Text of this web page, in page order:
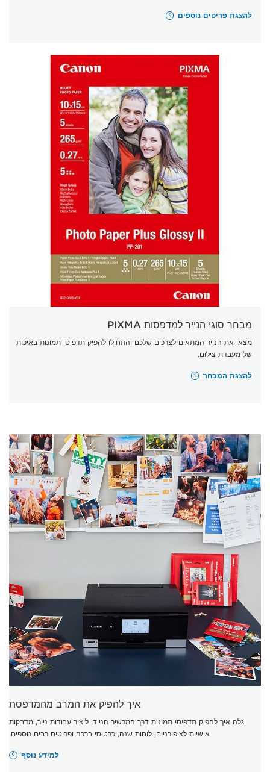
להצגת פריטים נוספים
מבחר סוגי הנייר למדפסות PIXMA
מצאו את הנייר המתאים לצרכים שלכם והתחילו להפיק תדפיסי תמונות באיכות
של מעבדת צילום.
להצגת המבחר
איך להפיק את המרב מהמדפסת
גלה איך להפיק תדפיסי תמונות דרך המכשיר הנייד, ליצור עבודות נייר, מדבקות
אישיות לציפורניים, לוחות שנה, כרטיסי ברכה ופריטים רבים נוספים.
למידע נוסף